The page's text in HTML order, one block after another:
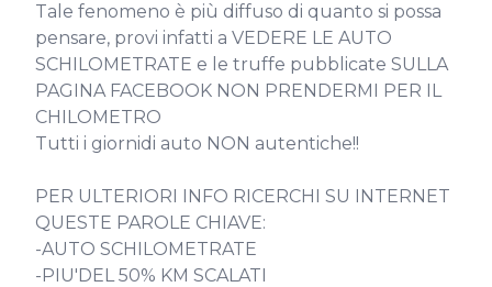
Tale fenomeno è più diffuso di quanto si possa
pensare, provi infatti a VEDERE LE AUTO
SCHILOMETRATE e le truffe pubblicate SULLA
PAGINA FACEBOOK NON PRENDERMI PER IL
CHILOMETRO
Tutti i giornidi auto NON autentiche!!
PER ULTERIORI INFO RICERCHI SU INTERNET
QUESTE PAROLE CHIAVE:
-AUTO SCHILOMETRATE
-PIU'DEL 50% KM SCALATI